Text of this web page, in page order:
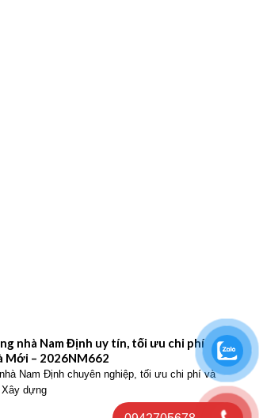
nhà Nam Định uy tín, tối ưu chi phí
Mới – 2026NM662
Nam Định chuyên nghiệp, tối ưu chi phí và
dựng
Thiết
hiện